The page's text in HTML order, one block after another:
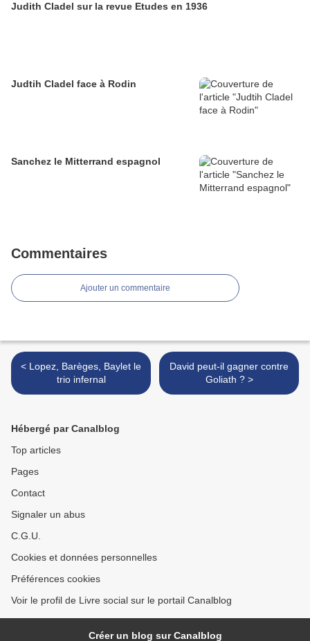
Judith Cladel sur la revue Etudes en 1936
Judtih Cladel face à Rodin
Sanchez le Mitterrand espagnol
Commentaires
Ajouter un commentaire
< Lopez, Barèges, Baylet le
trio infernal
David peut-il gagner contre
Goliath ? >
Hébergé par Canalblog
Top articles
Pages
Contact
Signaler un abus
C.G.U.
Cookies et données personnelles
Préférences cookies
Voir le profil de Livre social sur le portail Canalblog
Créer un blog sur Canalblog